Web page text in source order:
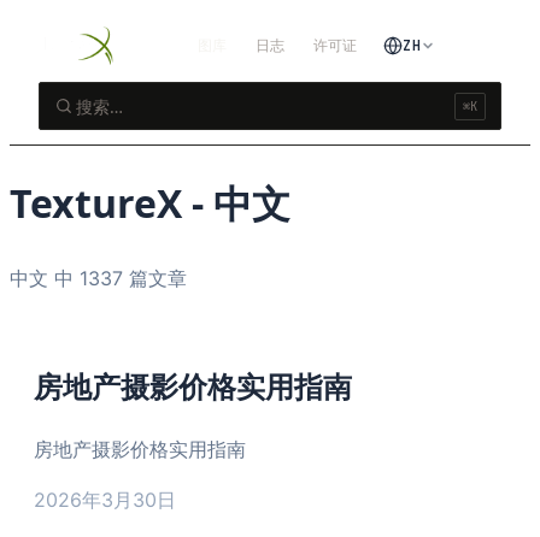
⌘K
日志 许可证 ZH
TextureX - 中文
中文 中 1337 篇文章
房地产摄影价格实用指南
房地产摄影价格实用指南
2026年3月30日